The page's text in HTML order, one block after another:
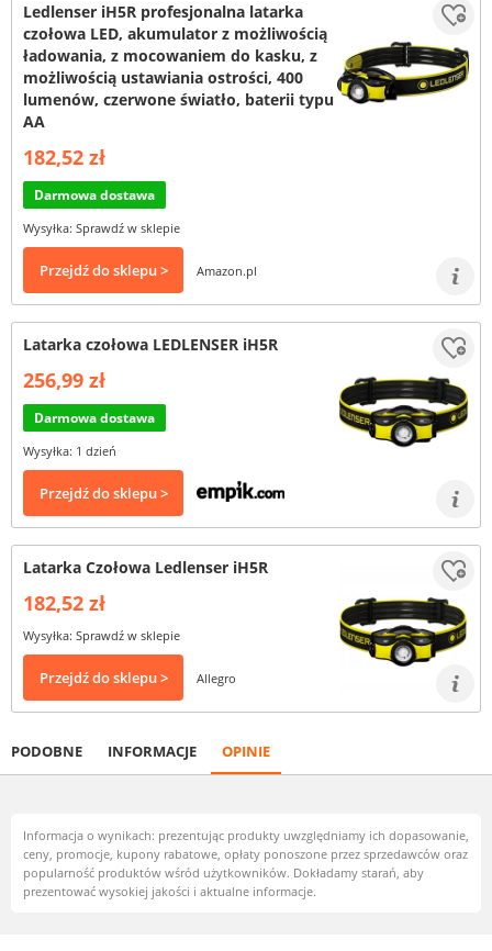
Ledlenser iH5R profesjonalna latarka
czołowa LED, akumulator z możliwością
ładowania, z mocowaniem do kasku, z
możliwością ustawiania ostrości, 400
lumenów, czerwone światło, baterii typu
AA
182,52 zł
Darmowa dostawa
Wysyłka: Sprawdź w sklepie
Przejdź do sklepu > Amazon.pl
Latarka czołowa LEDLENSER iH5R
256,99 zł
Darmowa dostawa
Wysyłka: 1 dzień
Przejdź do sklepu >
Latarka Czołowa Ledlenser iH5R
182,52 zł
Wysyłka: Sprawdź w sklepie
Przejdź do sklepu > Allegro
PODOBNE INFORMACJE OPINIE
Informacja o wynikach: prezentując produkty uwzględniamy ich dopasowanie,
ceny, promocje, kupony rabatowe, opłaty ponoszone przez sprzedawców oraz
popularność produktów wśród użytkowników. Dokładamy starań, aby
prezentować wysokiej jakości i aktualne informacje.